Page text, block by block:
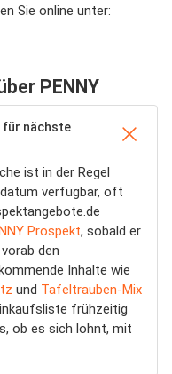
Sie online unter:
PENNY
für nächste
ist in der Regel
verfügbar, oft
Prospekt, sobald er
den
Inhalte wie
und Tafeltrauben-Mix
frühzeitig
ob es sich lohnt, mit